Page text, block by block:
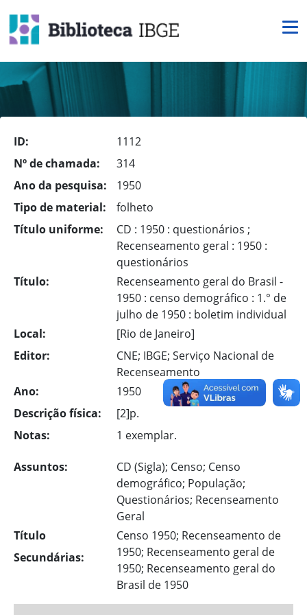
ID:
1112
Nº de chamada:
314
Ano da pesquisa:
1950
Tipo de material:
folheto
Título uniforme:
CD : 1950 : questionários ;
Recenseamento geral : 1950 :
questionários
Título:
Recenseamento geral do Brasil -
1950 : censo demográfico : 1.° de
julho de 1950 : boletim individual
Local:
[Rio de Janeiro]
Editor:
CNE; IBGE; Serviço Nacional de
Recenseamento
Ano:
1950
Descrição física:
[2]p.
Notas:
1 exemplar.
Assuntos:
CD (Sigla); Censo; Censo
demográfico; População;
Questionários; Recenseamento
Geral
Título
Secundárias:
Censo 1950; Recenseamento de
1950; Recenseamento geral de
1950; Recenseamento geral do
Brasil de 1950